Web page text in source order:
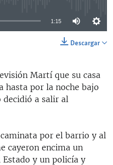
1:15
Descargar
Martí que su casa
hasta por la noche bajo
a salir al
por el barrio y al
cayeron encima un
y un policía y